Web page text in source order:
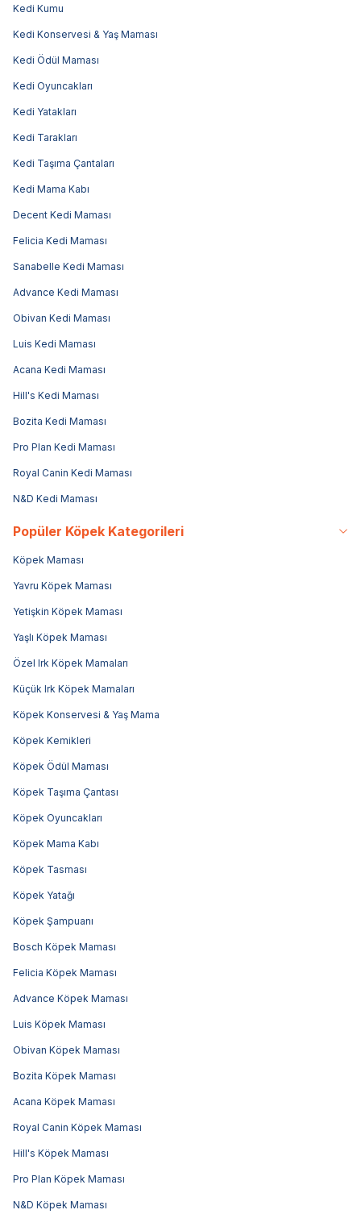
Kedi Kumu
Kedi Konservesi & Yaş Maması
Kedi Ödül Maması
Kedi Oyuncakları
Kedi Yatakları
Kedi Tarakları
Kedi Taşıma Çantaları
Kedi Mama Kabı
Decent Kedi Maması
Felicia Kedi Maması
Sanabelle Kedi Maması
Advance Kedi Maması
Obivan Kedi Maması
Luis Kedi Maması
Acana Kedi Maması
Hill's Kedi Maması
Bozita Kedi Maması
Pro Plan Kedi Maması
Royal Canin Kedi Maması
N&D Kedi Maması
Popüler Köpek Kategorileri
Köpek Maması
Yavru Köpek Maması
Yetişkin Köpek Maması
Yaşlı Köpek Maması
Özel Irk Köpek Mamaları
Küçük Irk Köpek Mamaları
Köpek Konservesi & Yaş Mama
Köpek Kemikleri
Köpek Ödül Maması
Köpek Taşıma Çantası
Köpek Oyuncakları
Köpek Mama Kabı
Köpek Tasması
Köpek Yatağı
Köpek Şampuanı
Bosch Köpek Maması
Felicia Köpek Maması
Advance Köpek Maması
Luis Köpek Maması
Obivan Köpek Maması
Bozita Köpek Maması
Acana Köpek Maması
Royal Canin Köpek Maması
Hill's Köpek Maması
Pro Plan Köpek Maması
N&D Köpek Maması